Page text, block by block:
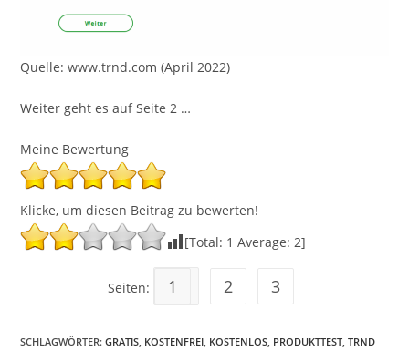
Quelle: www.trnd.com (April 2022)
Weiter geht es auf Seite 2 …
Meine Bewertung
Klicke, um diesen Beitrag zu bewerten!
[Total: 1 Average:2]
Seiten: 1 2 3
SCHLAGWÖRTER:GRATIS, KOSTENFREI, KOSTENLOS, PRODUKTTEST, TRND